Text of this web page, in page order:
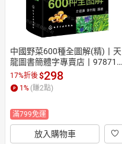
中國野菜600種全圖解(精)丨天
龍圖書簡體字專賣店丨978712
2492913 (tl2604)
17%折後$298
1 % (賺2點)
滿799免運
放入購物車